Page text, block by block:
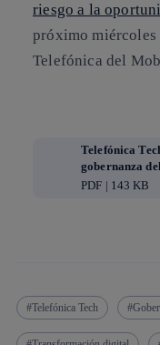
riesgo a la
próximo miércoles
Telefónica del
Telefónica
gobernanza
PDF | 143 KB
Telefónica Tech